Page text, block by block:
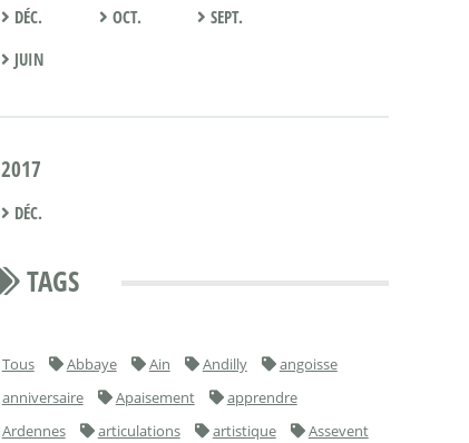
DÉC. OCT.
SEPT.
JUIN
2017
DÉC.
TAGS
Tous Abbaye Ain Andilly
angoisse
anniversaire
Apaisement
apprendre
Ardennes
articulations artistique
Assevent